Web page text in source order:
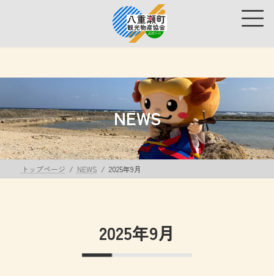
ス
プ
ン
動
NEWS
トップページ NEWS 2025年9月
2025年9月